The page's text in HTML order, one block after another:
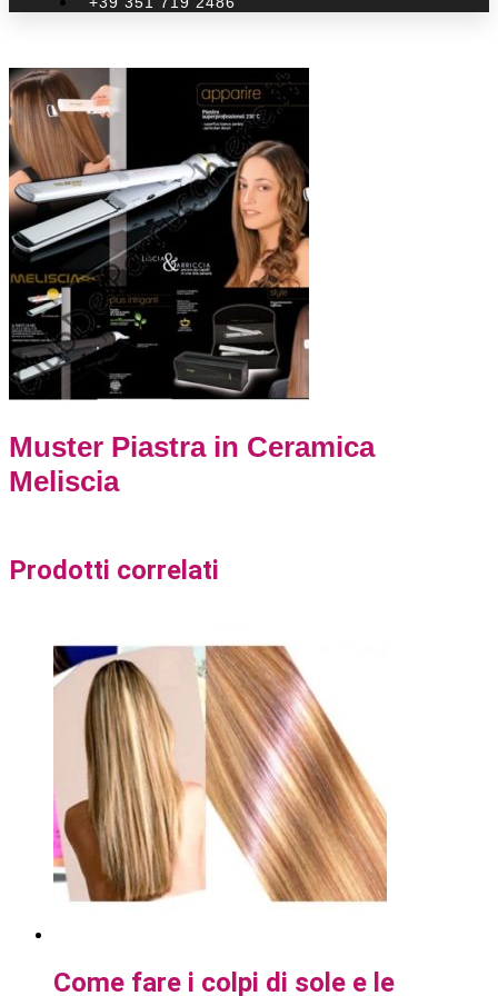
Muster Piastra in Ceramica
Meliscia
Prodotti correlati
Come fare i colpi di sole e le